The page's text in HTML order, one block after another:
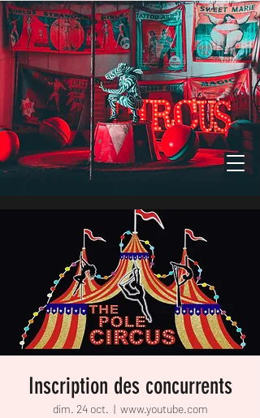
Inscription des concurrents
dim. 24 oct.
  |
www.youtube.com